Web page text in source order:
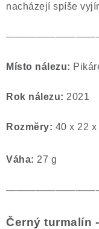
nacházejí spíše
Místo nálezu:
Rok nálezu: 2021
Rozměry: 40 x 22 x
Váha: 27 g
Černý turmalín